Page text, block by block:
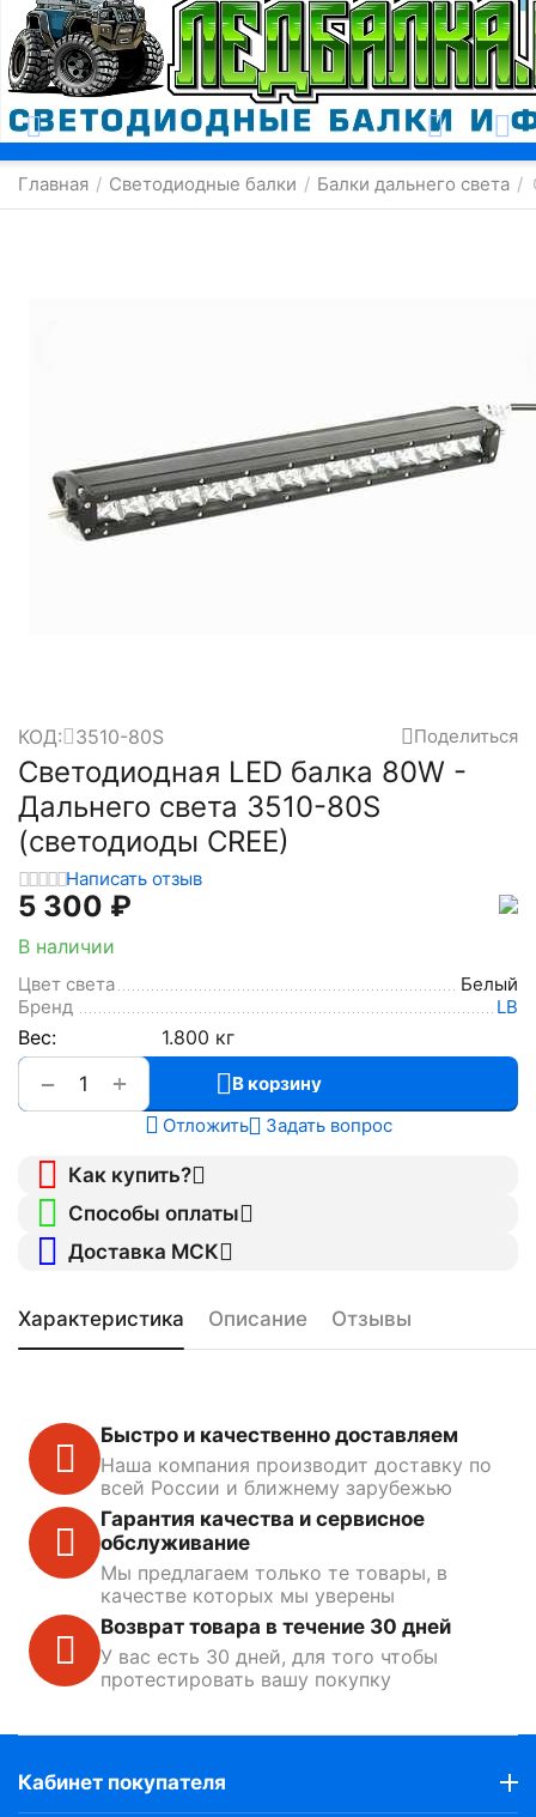
Москва
Главная / Светодиодные балки / Балки дальнего света /
КОД: 3510-80S Поделиться
Светодиодная LED балка 80W -
Дальнего света 3510-80S
(светодиоды CREE)
Написать отзыв
5 300 ₽
В наличии
Цвет света
Белый
Бренд
LB
Вес: 1.800 кг
+
−
В корзину
Отложить
Задать вопрос
Как купить?
Способы оплаты
Доставка МСК
Характеристика Описание Отзывы
Быстро и качественно доставляем
Наша компания производит доставку по
всей России и ближнему зарубежью
Гарантия качества и сервисное
обслуживание
Мы предлагаем только те товары, в
качестве которых мы уверены
Возврат товара в течение 30 дней
У вас есть 30 дней, для того чтобы
протестировать вашу покупку
Кабинет покупателя